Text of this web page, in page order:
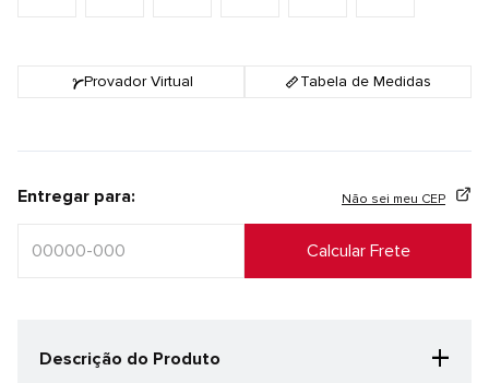
Provador Virtual Tabela de Medidas
Entregar para: Não sei meu CEP
Descrição do Produto +